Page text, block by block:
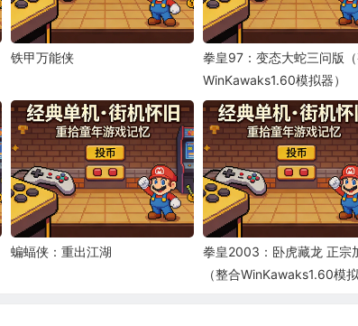
铁甲万能侠
拳皇97：变态大蛇三问版
WinKawaks1.60模拟器）
蝙蝠侠：重出江湖
拳皇2003：卧虎藏龙 正宗
（整合WinKawaks1.60模